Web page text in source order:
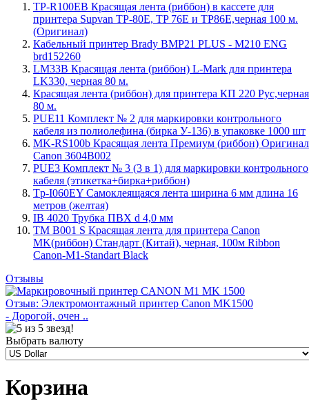
TP-R100EB Красящая лента (риббон) в кассете для
принтера Supvan TP-80E, TP 76E и TP86E,черная 100 м.
(Оригинал)
Кабельный принтер Brady BMP21 PLUS - M210 ENG
brd152260
LM33B Красящая лента (риббон) L-Mark для принтера
LK330, черная 80 м.
Красящая лента (риббон) для принтера КП 220 Рус,черная
80 м.
PUE11 Комплект № 2 для маркировки контрольного
кабеля из полиолефина (бирка У-136) в упаковке 1000 шт
MK-RS100b Красящая лента Премиум (риббон) Оригинал
Canon 3604B002
PUE3 Комплект № 3 (3 в 1) для маркировки контрольного
кабеля (этикетка+бирка+риббон)
Tp-I060EY Самоклеящаяся лента ширина 6 мм длина 16
метров (желтая)
IB 4020 Трубка ПВХ d 4,0 мм
TM B001 S Красящая лента для принтера Canon
MK(риббон) Стандарт (Китай), черная, 100м Ribbon
Canon-M1-Standart Black
Отзывы
Отзыв: Электромонтажный принтер Canon MK1500
- Дорогой, очен ..
Выбрать валюту
Корзина